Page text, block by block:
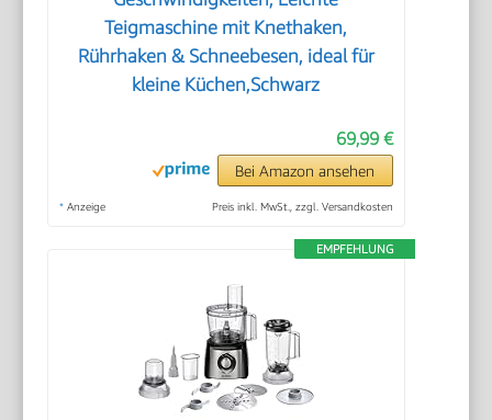
Teigmaschine mit Knethaken,
Rührhaken & Schneebesen, ideal für
kleine Küchen,Schwarz
69,99 €
Bei Amazon ansehen
* Anzeige Preis inkl. MwSt., zzgl. Versandkosten
EMPFEHLUNG